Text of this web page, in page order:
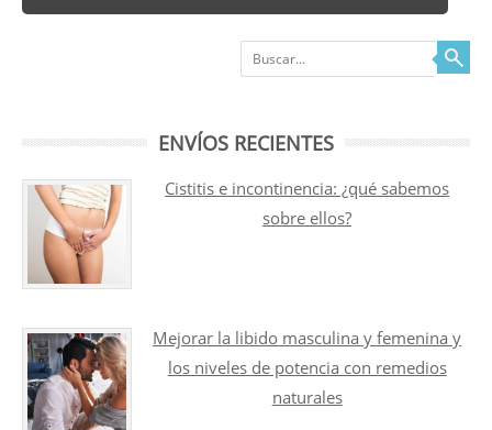
Buscar
ENVÍOS RECIENTES
Cistitis e incontinencia: ¿qué sabemos
sobre ellos?
Mejorar la libido masculina y femenina y
los niveles de potencia con remedios
naturales